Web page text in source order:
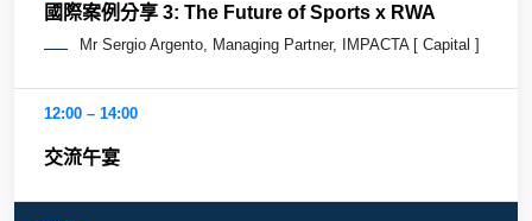
國際案例分享 3: The Future of Sports x RWA
Mr Sergio Argento, Managing Partner, IMPACTA [ Capital ]
12:00 – 14:00
交流午宴